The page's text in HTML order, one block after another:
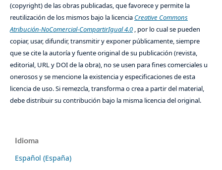
(copyright) de las obras publicadas, que favorece y permite la
reutilización de los mismos bajo la licencia Creative Commons
Atribución-NoComercial-CompartirIgual 4.0, por lo cual se pueden
copiar, usar, difundir, transmitir y exponer públicamente, siempre
que se cite la autoría y fuente original de su publicación (revista,
editorial, URL y DOI de la obra), no se usen para fines comerciales u
onerosos y se mencione la existencia y especificaciones de esta
licencia de uso. Si remezcla, transforma o crea a partir del material,
debe distribuir su contribución bajo la misma licencia del original.
Idioma
Español (España)